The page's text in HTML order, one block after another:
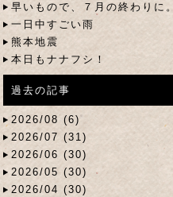
早いもので、７月の終わりに。
一日中すごい雨
熊本地震
本日もナナフシ！
過去の記事
2026/08 (6)
2026/07 (31)
2026/06 (30)
2026/05 (30)
2026/04 (30)